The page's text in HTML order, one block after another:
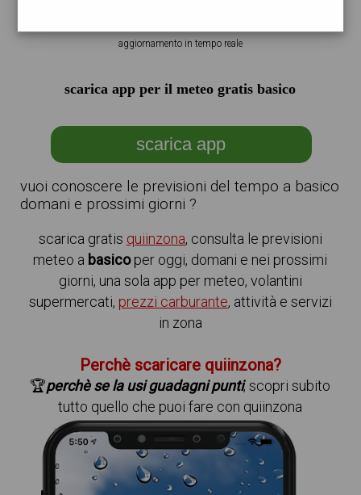
aggiornamento in tempo reale
scarica app per il meteo gratis basico
scarica app
vuoi conoscere le previsioni del tempo a basico
domani e prossimi giorni ?
scarica gratis quiinzona, consulta le previsioni
meteo a basicoper oggi, domani e nei prossimi
giorni, una sola app per meteo, volantini
supermercati, prezzi carburante, attività e servizi
in zona
Perchè scaricare quiinzona?
🏆perchè se la usi guadagni punti, scopri subito
tutto quello che puoi fare con quiinzona